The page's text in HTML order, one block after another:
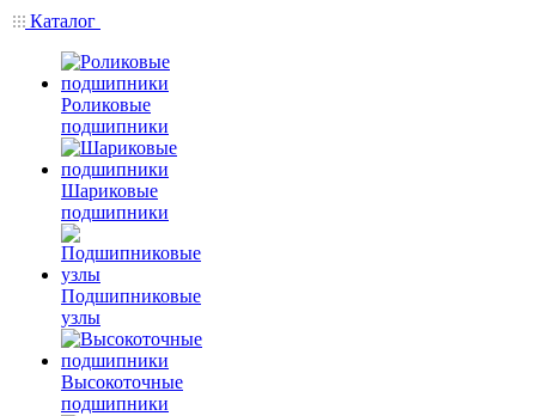
Каталог
Роликовые
подшипники
Шариковые
подшипники
Подшипниковые
узлы
Высокоточные
подшипники